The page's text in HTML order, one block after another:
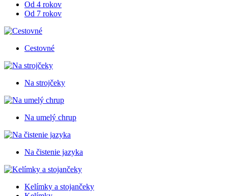
Od 4 rokov
Od 7 rokov
Cestovné
Na strojčeky
Na umelý chrup
Na čistenie jazyka
Kelímky a stojančeky